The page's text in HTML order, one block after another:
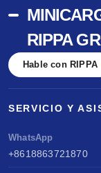
RIPPA
Hable con RIPPA
SERVICIO Y
WhatsApp
+8618863721870